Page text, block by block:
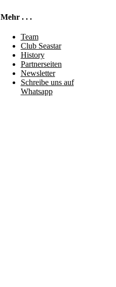
Mehr . . .
Team
Club Seastar
History
Partnerseiten
Newsletter
Schreibe uns auf
Whatsapp